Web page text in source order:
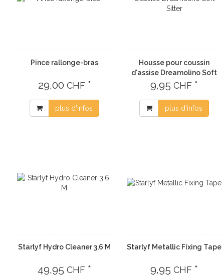
Pince rallonge-bras
29,00 CHF *
plus d'infos
Housse pour coussin
d'assise Dreamolino Soft
Sitter
9,95CHF *
plus d'infos
Starlyf Hydro Cleaner 3,6 M
49,95CHF *
Starlyf Metallic Fixing Tape
9,95CHF *